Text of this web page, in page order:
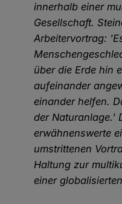
innerhalb einer
Gesellschaft.
Arbeitervortrag:
über die Erde hin
aufeinander
einander helfen.
der Naturanlage.'
erwähnenswerte
umstrittenen
Haltung zur
einer